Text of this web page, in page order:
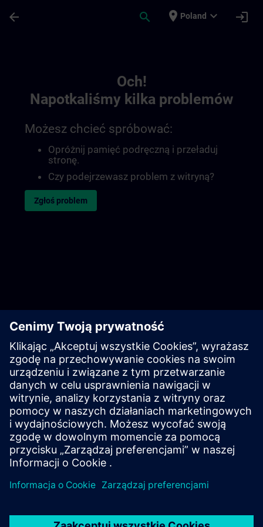
arrow_back search place Poland expand_more login
Och!
Napotkaliśmy kilka problemów
Możesz chcieć spróbować:
Opróżnij pamięć podręczną i przeładuj
stronę.
Czy podejrzewasz problem z witryną?
Zgłoś problem